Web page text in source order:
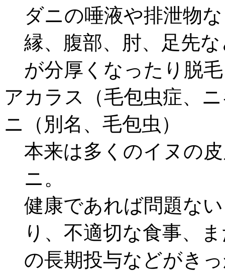
ダニの唾液や排泄物
縁、腹部、肘、足先
が分厚くなったり脱
アカラス（毛包虫症、
ニ（別名、毛包虫）
本来は多くのイヌの
ニ。
健康であれば問題な
り、不適切な食事、
の長期投与などがき